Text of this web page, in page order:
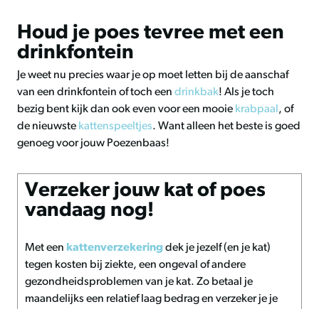
Houd je poes tevree met een
drinkfontein
Je weet nu precies waar je op moet letten bij de aanschaf
van een drinkfontein of toch een drinkbak! Als je toch
bezig bent kijk dan ook even voor een mooie krabpaal , of
de nieuwste kattenspeeltjes. Want alleen het beste is goed
genoeg voor jouw Poezenbaas!
Verzeker jouw kat of poes
vandaag nog!
Met een kattenverzekering dek je jezelf (en je kat)
tegen kosten bij ziekte, een ongeval of andere
gezondheidsproblemen van je kat. Zo betaal je
maandelijks een relatief laag bedrag en verzeker je je